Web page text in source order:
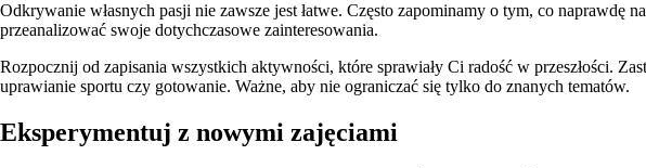
Odkrywanie własnych pasji nie zawsze jest łatwe. Często zapominamy o tym, co
przeanalizować swoje dotychczasowe zainteresowania.
Rozpocznij od zapisania wszystkich aktywności, które sprawiały Ci radość w przeszłości.
uprawianie sportu czy gotowanie. Ważne, aby nie ograniczać się tylko do znanych tematów.
Eksperymentuj z nowymi zajęciami